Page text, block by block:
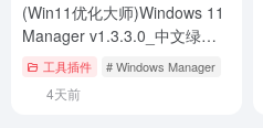
(Win11优化大师)Windows 11
Manager v1.3.3.0_中文绿色
便携版【Win11系统优化工
工具插件 # Windows Manager
4天前